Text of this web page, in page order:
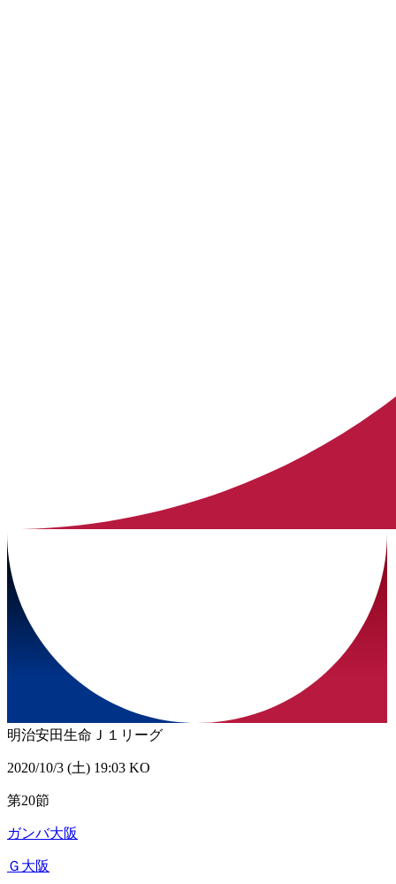
明治安田生命Ｊ１リーグ
2020/10/3 (土) 19:03 KO
第20節
ガンバ大阪
Ｇ大阪